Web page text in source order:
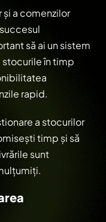
a comenzilor
să ai un sistem
stocurile în timp
rapid.
a stocurilor
timp și să
sunt